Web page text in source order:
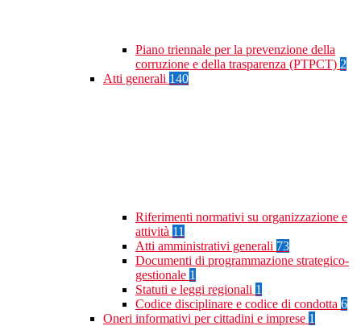
Piano triennale per la prevenzione della
corruzione e della trasparenza (PTPCT) 2
Atti generali 140
Riferimenti normativi su organizzazione e
attività 11
Atti amministrativi generali 73
Documenti di programmazione strategico-
gestionale 1
Statuti e leggi regionali 1
Codice disciplinare e codice di condotta 6
Oneri informativi per cittadini e imprese 1